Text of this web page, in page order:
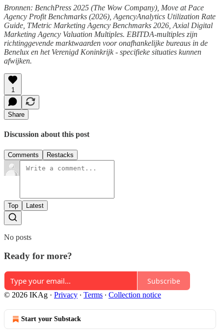
Bronnen: BenchPress 2025 (The Wow Company), Move at Pace
Agency Profit Benchmarks (2026), AgencyAnalytics Utilization Rate
Guide, TMetric Marketing Agency Benchmarks 2026, Axial Digital
Marketing Agency Valuation Multiples. EBITDA-multiples zijn
richtinggevende marktwaarden voor onafhankelijke bureaus in de
Benelux en het Verenigd Koninkrijk - specifieke situaties kunnen
afwijken.
1
Share
Discussion about this post
Comments Restacks
Top Latest
No posts
Ready for more?
Subscribe
© 2026 IKAg · Privacy ∙ Terms ∙ Collection notice
Start your Substack